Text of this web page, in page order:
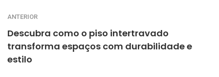
ANTERIOR
Descubra como o piso intertravado
transforma espaços com durabilidade e
estilo